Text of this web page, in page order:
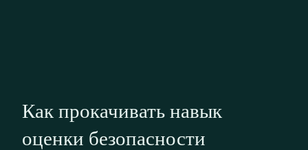
Как прокачивать навык
оценки безопасности